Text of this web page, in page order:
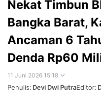
Nekat Timbun
Bangka Barat,
Ancaman 6
Denda Rp60
11 Juni 2026 15:18
Penulis: Devi Dwi PutraEditor: